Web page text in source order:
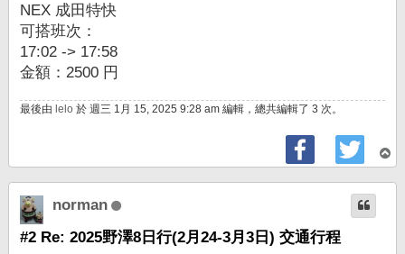
NEX 成田特快
可搭班次：
17:02 -> 17:58
金額：2500 円
最後由 lelo 於 週三 1月 15, 2025 9:28 am 編輯，總共編輯了 3 次。
頂
端
norman
#2 Re: 2025野澤8日行(2月24-3月3日) 交通行程